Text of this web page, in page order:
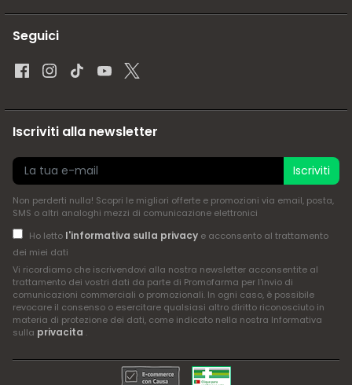
Seguici
Iscriviti alla newsletter
Iscriviti
Non perderti nulla! Scopri le migliori offerte e promozioni via email, posta,
SMS o altri analoghi mezzi di comunicazione elettronici
Ho letto l'informativa sulla privacye acconsento al trattamento
dei miei dati
Vi ricordiamo che iscrivendovi alla nostra newsletter acconsentite al
trattamento dei vostri dati da parte di Promofarma per l'invio di
comunicazioni commerciali o promozionali. In ogni caso, è possibile
revocare il consenso o esercitare qualsiasi altro diritto riconosciuto in
materia di protezione dei dati, come indicato nella nostra Informativa
sulla privacita .